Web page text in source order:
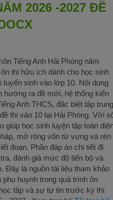
2026 -2027 ĐỀ
Tiếng Anh Hải Phòng năm
thi hữu ích dành cho học sinh
sinh vào lớp 10. Nội dung
hướng ra đề mới, hệ thống kiến
Anh THCS, đặc biệt tập trung
thi vào 10 tại Hải Phòng. Với
giúp học sinh luyện tập toàn
mở rộng vốn từ vựng và rèn
đoạn. Phần đáp án chi tiết đi
đánh giá mức độ tiến bộ và
Đây là nguồn tài liệu tham khảo
huynh trong quá trình ôn
tập và sự tự tin trước kỳ thi